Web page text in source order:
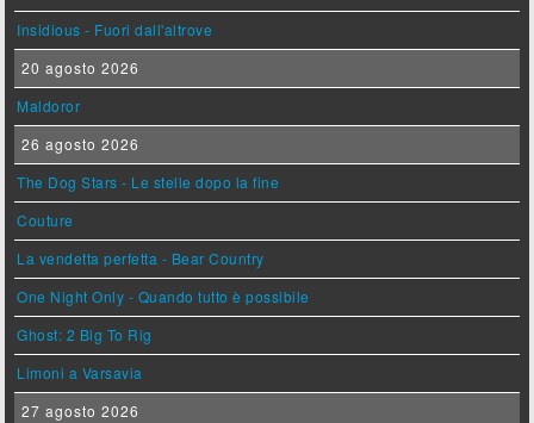
Insidious - Fuori dall'altrove
20 agosto 2026
Maldoror
26 agosto 2026
The Dog Stars - Le stelle dopo la fine
Couture
La vendetta perfetta - Bear Country
One Night Only - Quando tutto è possibile
Ghost: 2 Big To Rig
Limoni a Varsavia
27 agosto 2026